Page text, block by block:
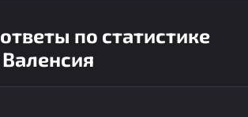
по статистике